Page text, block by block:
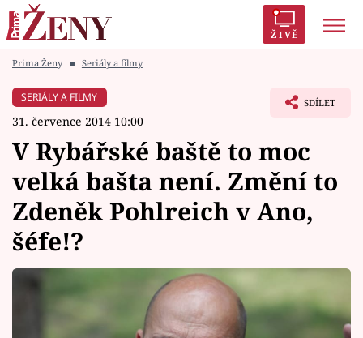
ŽIVĚ
Módní alarm
Témata
Celebrity
Prima Ženy ■ Seriály a filmy
SERIÁLY A FILMY
31. července 2014 10:00
SDÍLET
V Rybářské baště to moc
velká bašta není. Změní to
Zdeněk Pohlreich v Ano,
šéfe!?